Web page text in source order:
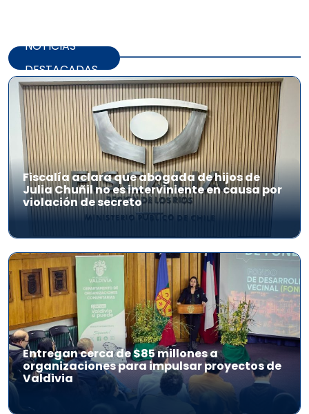
NOTICIAS
DESTACADAS
Fiscalía aclara que abogada de hijos de
Julia Chuñil no es interviniente en causa por
violación de secreto
Entregan cerca de $85 millones a
organizaciones para impulsar proyectos de
Valdivia